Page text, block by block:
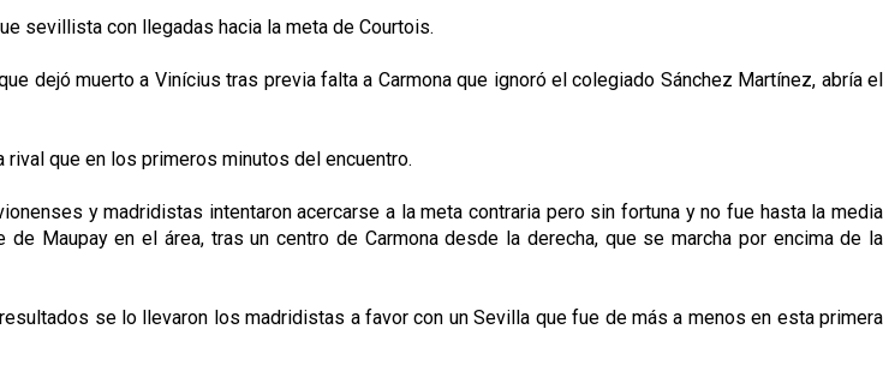
sevillista con llegadas hacia la meta de Courtois.
dejó muerto a Vinícius tras previa falta a Carmona que ignoró el colegiado Sánchez Martínez, abría el
que en los primeros minutos del encuentro.
y madridistas intentaron acercarse a la meta contraria pero sin fortuna y no fue hasta la media
Maupay en el área, tras un centro de Carmona desde la derecha, que se marcha por encima de la
se lo llevaron los madridistas a favor con un Sevilla que fue de más a menos en esta primera